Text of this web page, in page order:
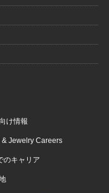
け情報
& Jewelry Careers
のキャリア